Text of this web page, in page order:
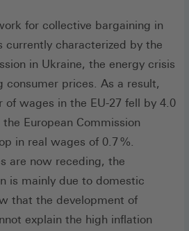
for collective bargaining in
currently characterized by the
in Ukraine, the energy crisis
consumer prices. As a result,
of wages in the EU-27 fell by 4.0
European Commission
in real wages of 0.7 %.
are now receding, the
is mainly due to domestic
that the development of
explain the high inflation